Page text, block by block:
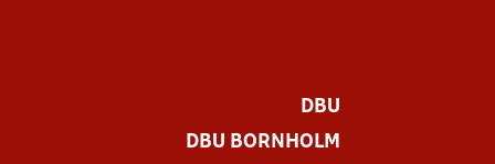
DBU
DBU BORNHOLM